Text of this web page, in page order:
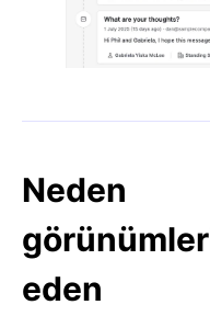
eden